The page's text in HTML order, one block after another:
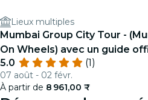
Lieux multiples
Mumbai Group City Tour -
On Wheels) avec un guide
5.0
(1)
07 août - 02 févr.
À partir de 8 961,00 ₹